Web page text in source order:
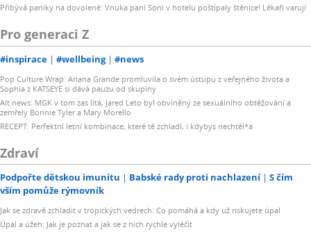
Přibývá paniky na dovolené: Vnuka paní Soni v hotelu poštípaly štěnice! Lékaři varují
Pro generaci Z
#inspirace #wellbeing #news
Pop Culture Wrap: Ariana Grande promluvila o svém ústupu z veřejného života a
Sophia z KATSEYE si dává pauzu od skupiny
Alt news: MGK v tom zas lítá, Jared Leto byl obviněný ze sexuálního obtěžování a
zemřely Bonnie Tyler a Mary Morello
RECEPT: Perfektní letní kombinace, které tě zchladí, i kdybys nechtěl*a
Zdraví
Podpořte dětskou imunitu Babské rady proti nachlazení
S čím
vším pomůže rýmovník
Jak se zdravě zchladit v tropických vedrech: Co pomáhá a kdy už riskujete úpal
Úpal a úžeh: Jak je poznat a jak se z nich rychle vyléčit